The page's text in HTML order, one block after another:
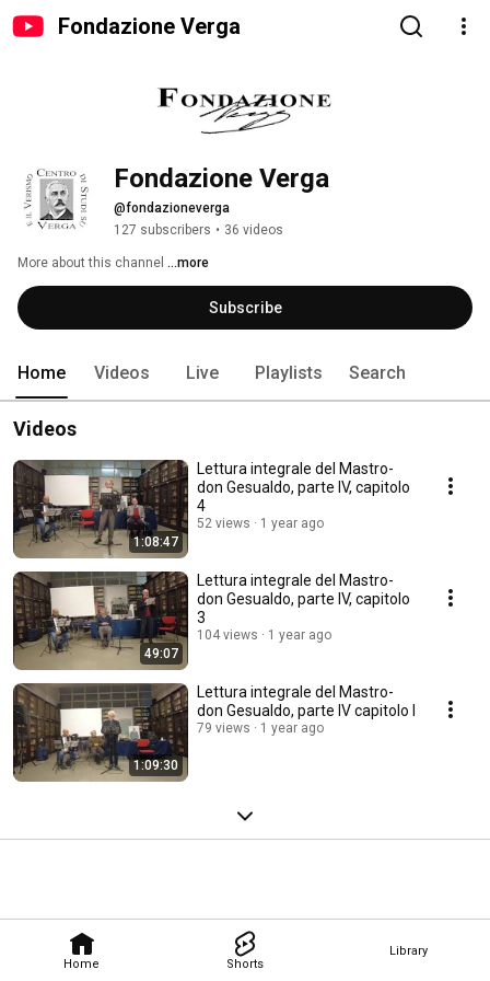
Fondazione Verga
Home Shorts
Library
@fondazioneverga
127 subscribers • 36 videos
More about this channel ...more
Subscribe
Home Videos Live Playlists Search
Videos
1:08:47
Lettura integrale del Mastro-
don Gesualdo, parte IV, capitolo
4
52 views 1 year ago
49:07
Lettura integrale del Mastro-
don Gesualdo, parte IV, capitolo
3
104 views 1 year ago
1:09:30
Lettura integrale del Mastro-
don Gesualdo, parte IV capitolo I
79 views 1 year ago